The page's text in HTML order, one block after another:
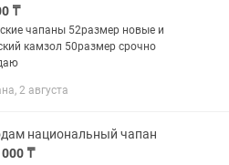
₸
чапаны 52размер новые и
камзол 50размер срочно
2 августа
национальный чапан
000 ₸